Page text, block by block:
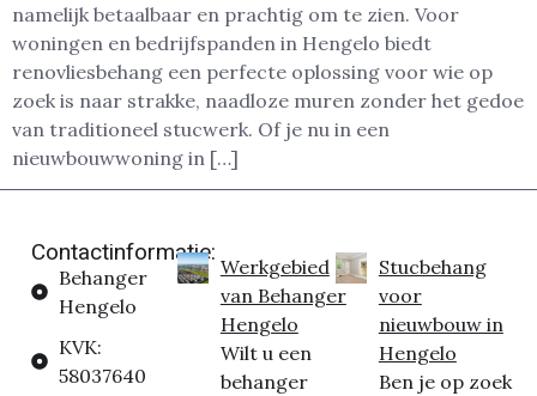
namelijk betaalbaar en prachtig om te zien. Voor
woningen en bedrijfspanden in Hengelo biedt
renovliesbehang een perfecte oplossing voor wie op
zoek is naar strakke, naadloze muren zonder het gedoe
van traditioneel stucwerk. Of je nu in een
nieuwbouwwoning in […]
Contactinformatie:
Behanger
Hengelo
KVK:
58037640
Werkgebied
van Behanger
Hengelo
Wilt u een
behanger
Stucbehang
voor
nieuwbouw in
Hengelo
Ben je op zoek